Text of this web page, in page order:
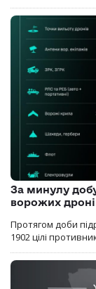
За минулу
ворожих
Протягом доби
1902 цілі